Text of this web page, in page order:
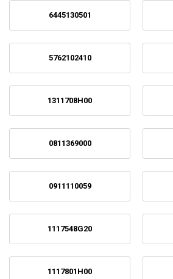
6445130501
5762102410
1311708H00
0811369000
0911110059
1117548G20
1117801H00